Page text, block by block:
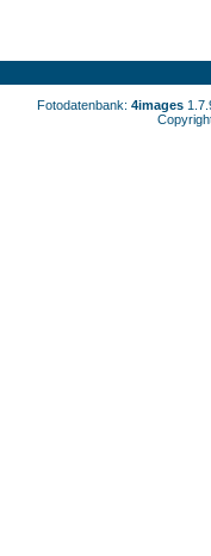
Fotodatenbank: 4images